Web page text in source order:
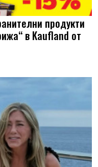
продукти
в Kaufland от